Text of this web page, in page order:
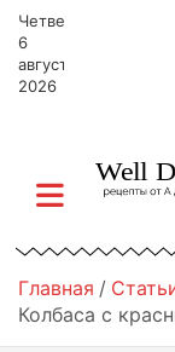
Четверг,
6
августа,
2026
Главная
Колбаса с